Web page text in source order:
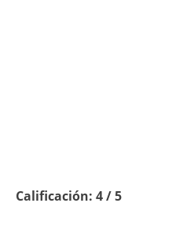
Calificación: 4 / 5